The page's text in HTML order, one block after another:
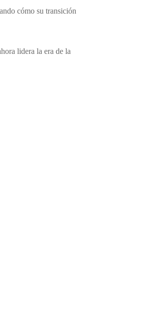
cómo su transición
lidera la era de la